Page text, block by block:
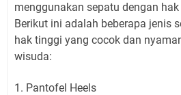
menggunakan sepatu dengan
Berikut ini adalah beberapa jenis
hak tinggi yang cocok dan
wisuda:
1. Pantofel Heels